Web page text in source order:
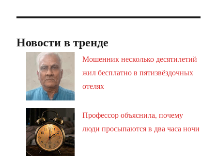
Новости в тренде
Мошенник несколько десятилетий
жил бесплатно в пятизвёздочных
отелях
Профессор объяснила, почему
люди просыпаются в два часа ночи